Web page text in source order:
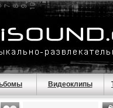
Видеоклипы